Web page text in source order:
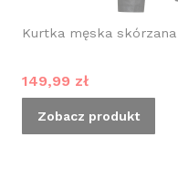
Kurtka męska
Cena promocyjna
149,99 zł
Zobacz produkt